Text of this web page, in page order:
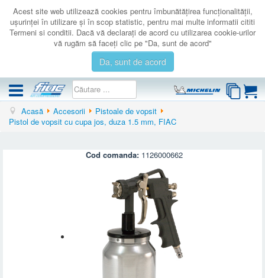
Acest site web utilizează cookies pentru îmbunătăţirea funcţionalităţii,
uşurinţei în utilizare şi în scop statistic, pentru mai multe informatii cititi
Termeni si conditii. Dacă vă declaraţi de acord cu utilizarea cookie-urilor
vă rugăm să faceţi clic pe "Da, sunt de acord"
Da, sunt de acord
COMPRESOARE
Acasă Accesorii
Pistoale de vopsit
Pistol de vopsit cu cupa jos, duza 1.5 mm, FIAC
Cod comanda: 1126000662